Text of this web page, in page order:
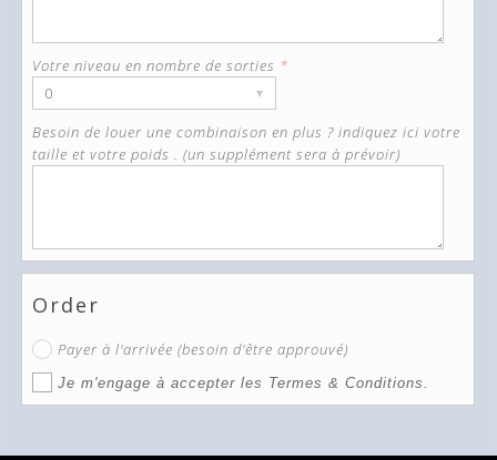
Votre niveau en nombre de sorties *
0
▾
Besoin de louer une combinaison en plus ? indiquez ici votre
taille et votre poids . (un supplément sera à prévoir)
Order
Payer à l'arrivée (besoin d'être approuvé)
Je m'engage à accepter les Termes & Conditions.